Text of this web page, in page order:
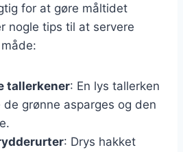
for at gøre måltidet
nogle tips til at servere
tallerkener: En lys tallerken
grønne asparges og den
: Drys hakket